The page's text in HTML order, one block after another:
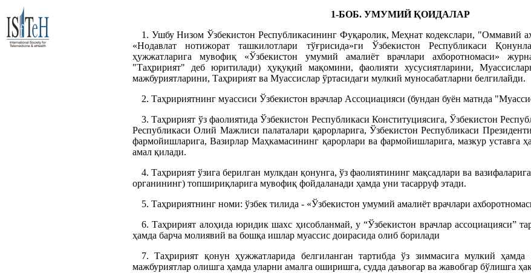
1-БОБ. УМУМИЙ ҚОИДАЛАР
1. Ушбу Низом Ўзбекистон Республикасининг Фуқаролик, Меҳнат кодекслари, "Оммавий
«Нодавлат нотижорат ташкилотлари тўғрисида»ги Ўзбекистон Республикаси
ҳужжатларига мувофиқ «Ўзбекистон умумий амалиёт врачлари ахборотномаси»
"Таҳририят" деб юритилади) ҳуқуқий мақомини, фаолияти хусусиятларини,
мажбуриятларини, Таҳририят ва Муассислар ўртасидаги мулкий муносабатларни белгилайди.
2. Таҳририятнинг муассиси Ўзбекистон врачлар Ассоциацияси (бундан буён матнда
3. Таҳририят ўз фаолиятида Ўзбекистон Республикаси Конституциясига, Ўзбекистон
Республикаси Олий Мажлиси палаталари қарорларига, Ўзбекистон Республикаси
фармойишларига, Вазирлар Маҳкамасининг қарорлари ва фармойишларига, мазкур уставга
амал қилади.
4. Таҳририят ўзига берилган мулкдан қонунга, ўз фаолиятининг мақсадлари ва
органининг) топшириқларига мувофиқ фойдаланади ҳамда уни тасарруф этади.
5. Таҳририятнинг номи: ўзбек тилида - «Ўзбекистон умумий амалиёт врачлари
6. Таҳририят алоҳида юридик шахс ҳисобланмай, у “Ўзбекистон врачлар ассоциацияси”
ҳамда барча молиявий ва бошқа ишлар муассис доирасида олиб борилади
7. Таҳририят қонун ҳужжатларида белгиланган тартибда ўз зиммасига мулкий
мажбуриятлар олишга ҳамда уларни амалга оширишга, судда даъвогар ва жавобгар бўлишга